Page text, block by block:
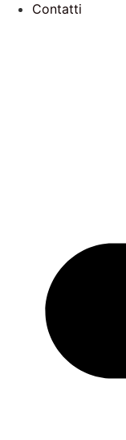
Contatti